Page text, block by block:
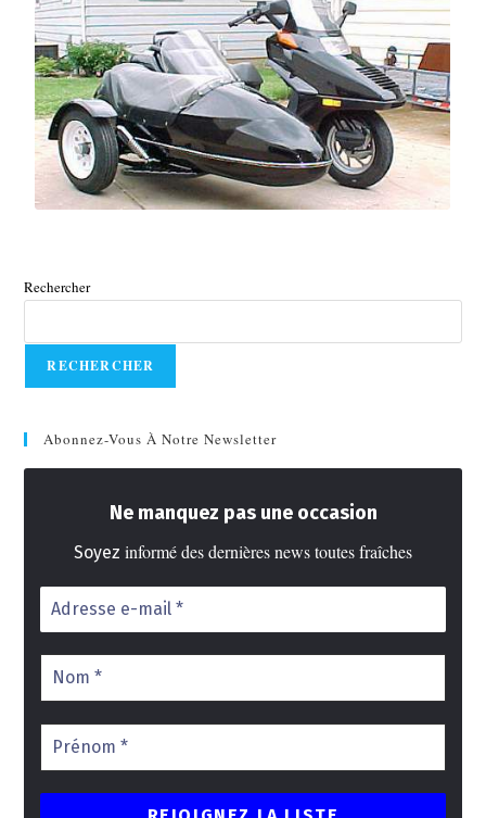
Rechercher
RECHERCHER
Abonnez-Vous À Notre Newsletter
Ne manquez pas une occasion
Soyez informé des dernières news toutes fraîches